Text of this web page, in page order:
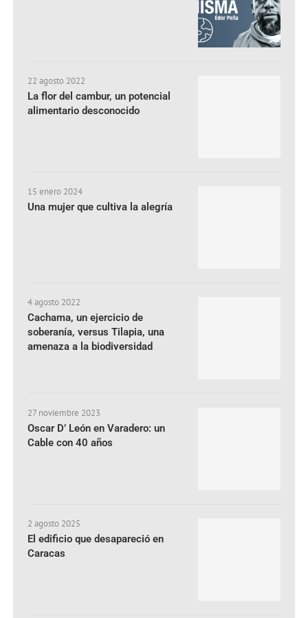
22 agosto 2022
La flor del cambur, un potencial
alimentario desconocido
15 enero 2024
Una mujer que cultiva la alegría
4 agosto 2022
Cachama, un ejercicio de
soberanía, versus Tilapia, una
amenaza a la biodiversidad
27 noviembre 2023
Oscar D’ León en Varadero: un
Cable con 40 años
2 agosto 2025
El edificio que desapareció en
Caracas